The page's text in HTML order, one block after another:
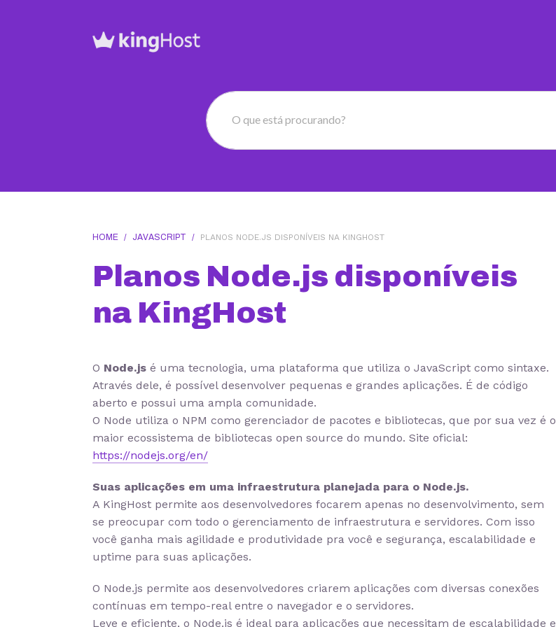
O que está procurando?
HOME / JAVASCRIPT / PLANOS NODE.JS DISPONÍVEIS NA KINGHOST
Planos Node.js disponíveis
na KingHost
O Node.js é uma tecnologia, uma plataforma que utiliza o JavaScript como sintaxe.
Através dele, é possível desenvolver pequenas e grandes aplicações. É de código
aberto e possui uma ampla comunidade.
O Node utiliza o NPM como gerenciador de pacotes e bibliotecas, que por sua vez é o
maior ecossistema de bibliotecas open source do mundo. Site oficial:
https://nodejs.org/en/
Suas aplicações em uma infraestrutura planejada para o Node.js.
A KingHost permite aos desenvolvedores focarem apenas no desenvolvimento, sem
se preocupar com todo o gerenciamento de infraestrutura e servidores. Com isso
você ganha mais agilidade e produtividade pra você e segurança, escalabilidade e
uptime para suas aplicações.
O Node.js permite aos desenvolvedores criarem aplicações com diversas conexões
contínuas em tempo-real entre o navegador e o servidores.
Leve e eficiente, o Node.js é ideal para aplicações que necessitam de escalabilidade e